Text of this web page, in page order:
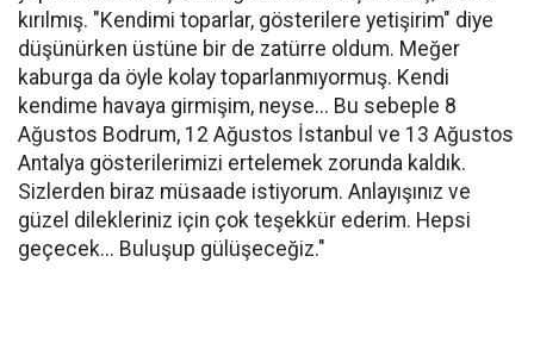
kırılmış. "Kendimi toparlar, gösterilere yetişirim" diye
düşünürken üstüne bir de zatürre oldum. Meğer
kaburga da öyle kolay toparlanmıyormuş. Kendi
kendime havaya girmişim, neyse... Bu sebeple 8
Ağustos Bodrum, 12 Ağustos İstanbul ve 13 Ağustos
Antalya gösterilerimizi ertelemek zorunda kaldık.
Sizlerden biraz müsaade istiyorum. Anlayışınız ve
güzel dilekleriniz için çok teşekkür ederim. Hepsi
geçecek... Buluşup gülüşeceğiz."